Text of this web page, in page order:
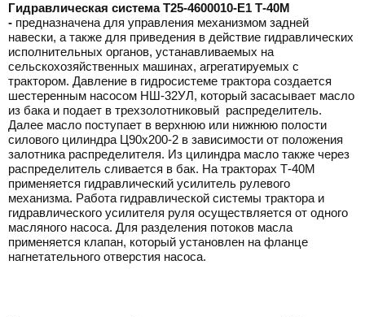
Гидравлическая система Т25-4600010-Е1 Т-40М
- предназначена для управления механизмом задней
навески, а также для приведения в действие гидравлических
исполнительных органов, устанавливаемых на
сельскохозяйственных машинах, агрегатируемых с
трактором. Давление в гидросистеме трактора создается
шестеренным насосом НШ-32УЛ, который засасывает масло
из бака и подает в трехзолотниковый распределитель.
Далее масло поступает в верхнюю или нижнюю полости
силового цилиндра Ц90х200-2 в зависимости от положения
залотника распределителя. Из цилиндра масло также через
распределитель сливается в бак. На тракторах Т-40М
применяется гидравлический усилитель рулевого
механизма. Работа гидравлической системы трактора и
гидравлического усилителя руля осуществляется от одного
масляного насоса. Для разделения потоков масла
применяется клапан, который установлен на фланце
нагнетательного отверстия насоса.